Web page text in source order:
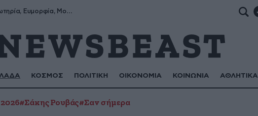
Σωτήρης, Σωτηρία, Ευμορφία, Μορφούλα
ΚΟΣΜΟΣ ΠΟΛΙΤΙΚΗ ΟΙΚΟΝΟΜΙΑ ΚΟΙΝΩΝΙΑ ΑΘΛΗΤΙΚΑ
#Σάκης Ρουβάς#Σαν σήμερα